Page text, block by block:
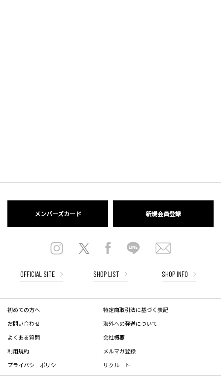
メンバーズカード 新規会員登録
OFFICIAL SITE SHOP LIST SHOP INFO
初めての方へ
お問い合わせ
よくある質問
利用規約
プライバシーポリシー
特定商取引法に基づく表記
海外への発送について
会社概要
メルマガ登録
リクルート